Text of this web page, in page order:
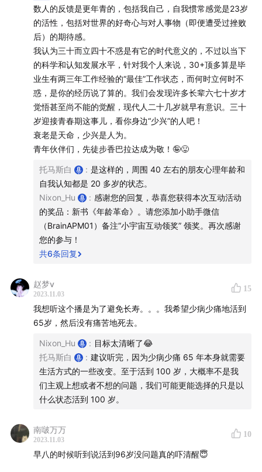
- 个人一生与想象存在差异,要不断突破旧观念。
相关节目 ：
阿斯巴甜致癌疑云矛盾的研究结果、难以割舍的利益、
食品营销的黑历史...聊聊代糖-Vol26
结构化谈谈"健康饮食":从原料开始的"亚健康"、被误读
的糖与脂、无法自证的饮食法-Vol27
附：一些抗衰老疗法名字
饮食限制
端粒和端粒酶
NAD+补充剂
二甲双胍Metformin：Metformin是一种常用的用于治
疗2型糖尿病的药物，也被研究用于抗衰老
清除衰老细胞药物
硅酮蛋白
干细胞疗法
基因疗法
激素替代疗法
线粒体操控
数人的反馈是更年青的，包括我自己，自我惯常感觉是23岁
的活性，包括对世界的好奇心与对人事物（即便遭受过挫败
后）的期待感。
我认为三十而立四十不惑是有它的时代意义的，不过以当下
的科学和认知发展水平，针对我个人来说，30+顶多算是毕
业生有两三年工作经验的“最佳”工作状态，而何时立何时不
惑，是你的经历说了算的。我们会发现许多长辈六七十岁才
觉悟甚至尚不能的觉醒，现代人二十几岁就早有意识。三十
岁迎接青春期这事儿，看你身边“少兴”的人吧！
衰老是天命，少兴是人为。
青年伙伴们，先徒步香巴拉达成为敬！🤪😛
托马斯白 : 是这样的，周围 40 左右的朋友心理年龄和
自我认知都是 20 多岁的状态。
Nixon_Hu
: 感谢您的回复，恭喜您获得本次互动活动
的奖品：新书《年龄革命》。请您添加小助手微信
（BrainAPM01）备注“小宇宙互动领奖” 领奖。再次感谢
您的参与！
共6条回复
赵梦v
2023.11.03
15
我想听这个播是为了避免长寿。。。我希望少病少痛地活到
65岁，然后没有痛苦地死去。
Nixon_Hu : 目标太清晰了😂
托马斯白
: 建议听完，因为少病少痛 65 年本身就需要
生活方式的一些改变。至于活到 100 岁，大概率不是我
们主观上想或者不想的问题，我们可能更能选择的只是以
什么状态活到 100 岁。
南啵万万
2023.11.03
10
早八的时候听到说活到96岁没问题真的吓清醒😇